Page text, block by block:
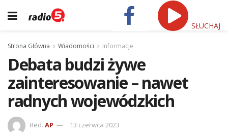
SŁUCHAJ
Strona Główna Wiadomości Informacje
Debata budzi żywe
zainteresowanie – nawet
radnych wojewódzkich
Red. AP 13 czerwca 2023